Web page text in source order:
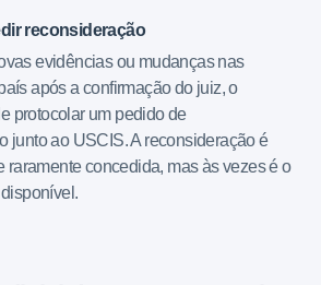
reconsideração
evidências ou mudanças nas
após a confirmação do juiz, o
protocolar um pedido de
junto ao USCIS. A reconsideração é
raramente concedida, mas às vezes é o